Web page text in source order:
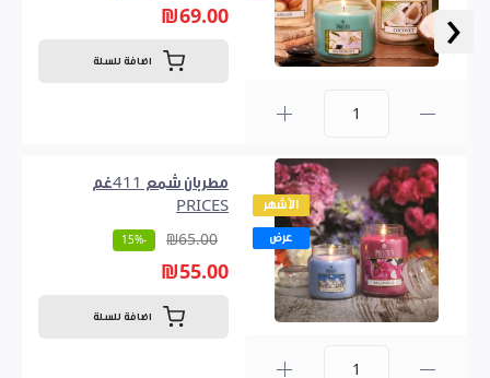
‹
₪69.00
اضافة للسلة
الأشهر
عرض
مطربان شمع 411غم
PRICES
₪65.00
-15%
₪55.00
اضافة للسلة